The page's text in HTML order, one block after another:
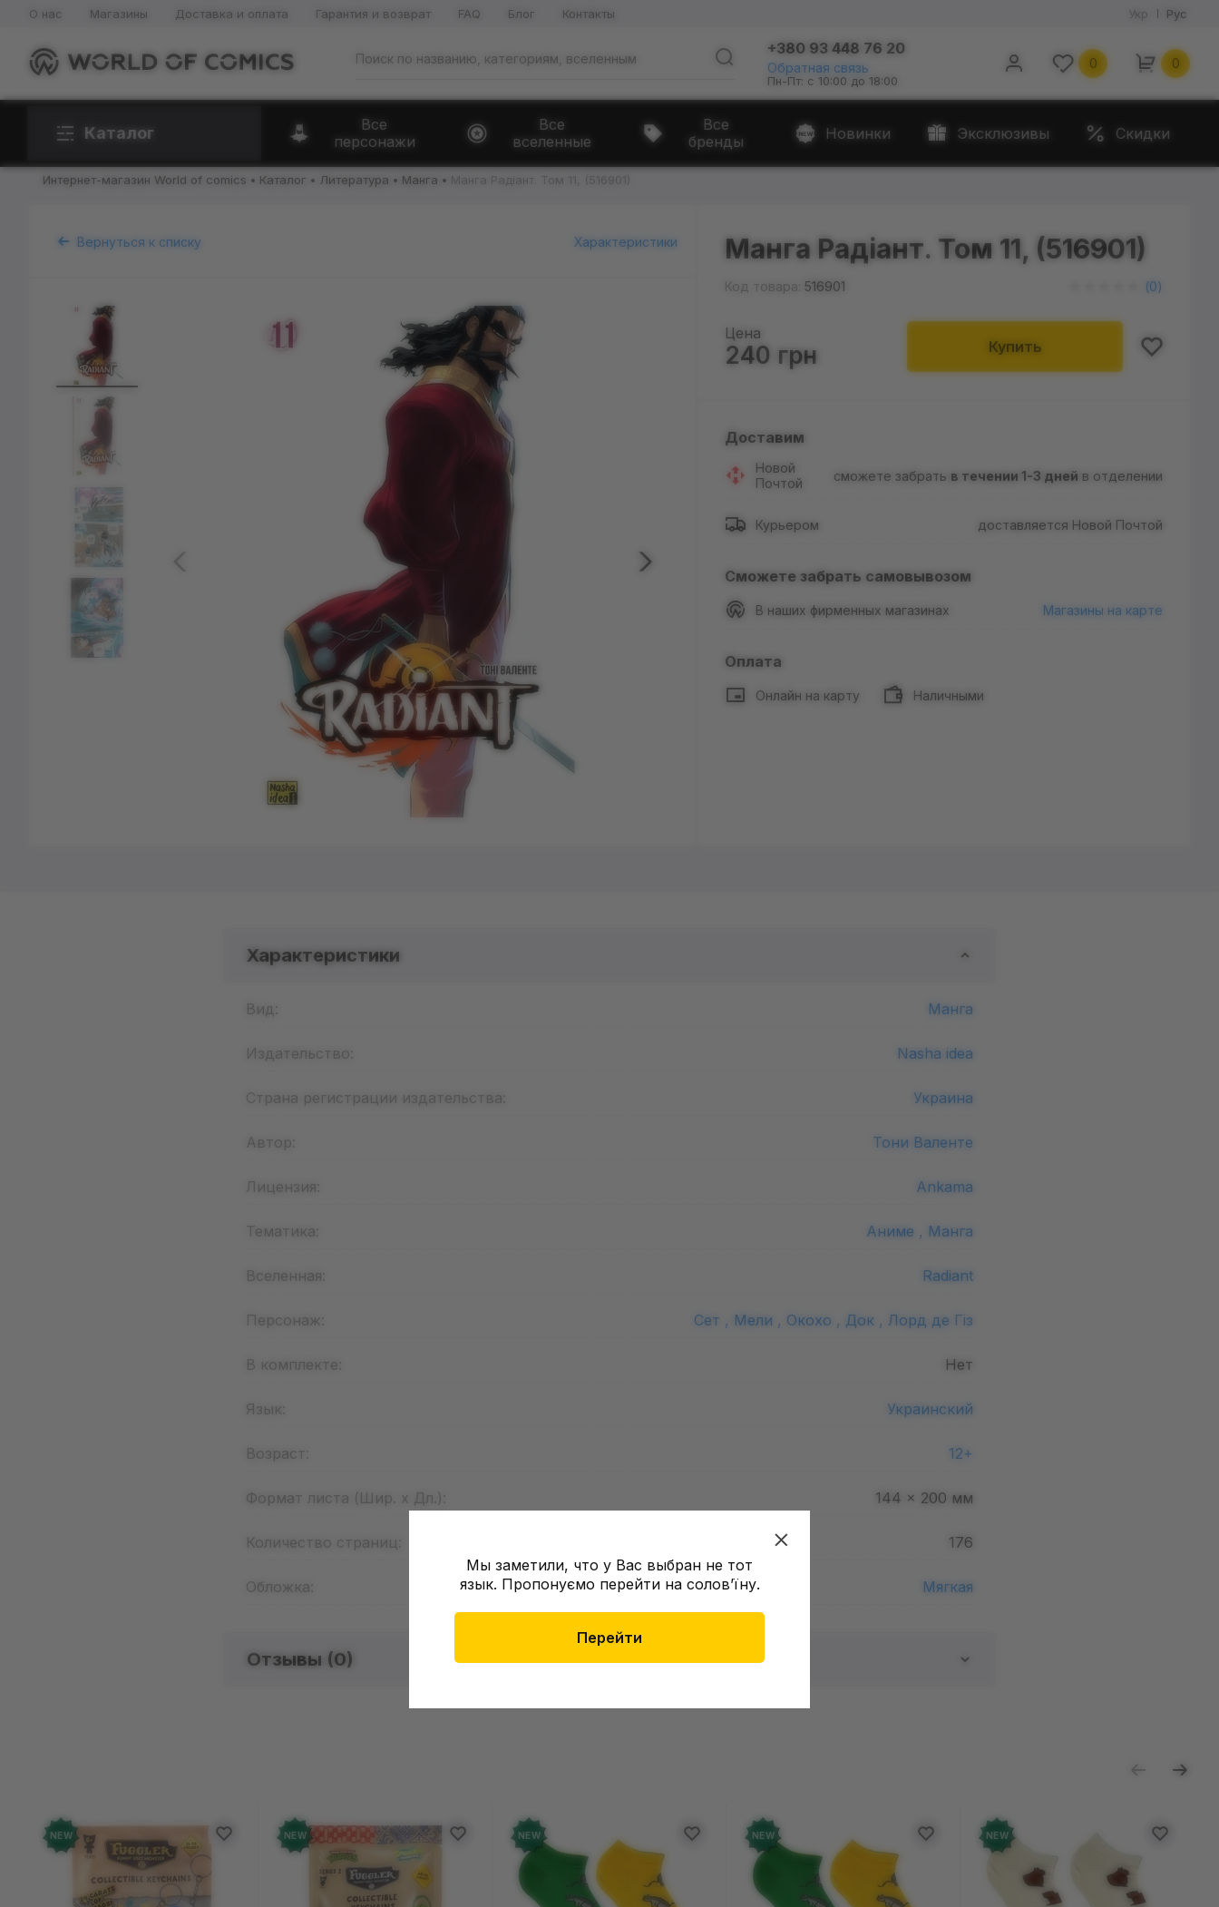
О нас Магазины Доставка и оплата Гарантия и возврат FAQ Блог Контакты Укр Рус
+380 93 448 76 20
Обратная связь
Пн-Пт: с 10:00 до 18:00
0 0
Каталог
Все
персонажи
Все
вселенные
Все
бренды
Новинки Эксклюзивы Скидки
Мы заметили, что у Вас выбран не тот
язык. Пропонуємо перейти на соловʼїну.
Перейти
Интернет-магазин World of comics Каталог Литература Манга Манга Радіант. Том 11, (516901)
Вернуться к списку Характеристики Манга Радіант. Том 11, (516901)
Код товара: 516901 (0)
Цена
240 грн Купить
Доставим
Новой
Почтой
сможете забрать в течении 1-3 дней в отделении
Курьером доставляется Новой Почтой
Сможете забрать самовывозом
В наших фирменных магазинах Магазины на карте
Оплата
Онлайн на карту Наличными
Характеристики
Вид: Манга
Издательство: Nasha idea
Страна регистрации издательства: Украина
Автор: Тони Валенте
Лицензия: Ankama
Тематика: Аниме , Манга
Вселенная: Radiant
Персонаж: Сет , Мели , Окохо , Док , Лорд де Гіз
В комплекте: Нет
Язык: Украинский
Возраст: 12+
Формат листа (Шир. х Дл.): 144 x 200 мм
Количество страниц: 176
Обложка: Мягкая
Отзывы (0)
NEW NEW NEW NEW NEW